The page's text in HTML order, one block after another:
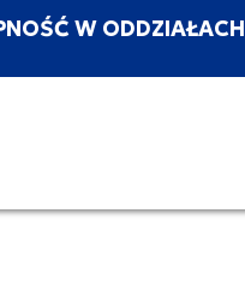
W ODDZIAŁACH